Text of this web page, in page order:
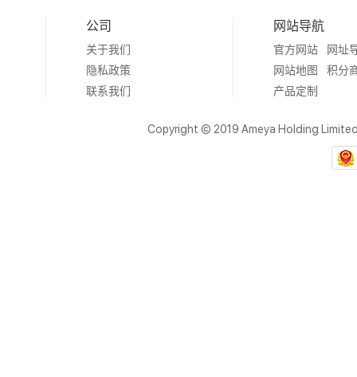
公司
关于我们
隐私政策
联系我们
网站导航
官方网站
网址
网站地图
积分
产品定制
Copyright © 2019 Ameya Holding